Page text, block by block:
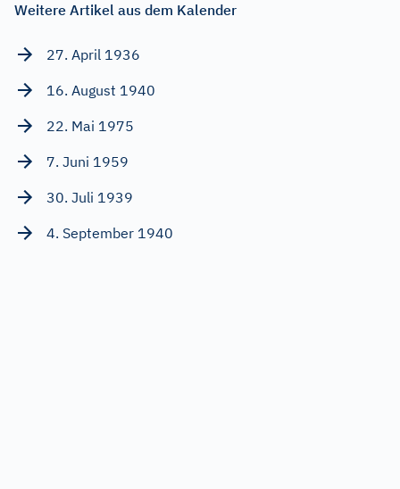
Weitere Artikel aus dem Kalender
27. April 1936
16. August 1940
22. Mai 1975
7. Juni 1959
30. Juli 1939
4. September 1940